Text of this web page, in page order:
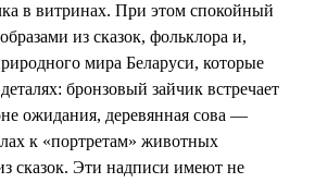
в витринах. При этом спокойный
из сказок, фольклора и,
мира Беларуси, которые
бронзовый зайчик встречает
ожидания, деревянная сова —
к «портретам» животных
сказок. Эти надписи имеют не